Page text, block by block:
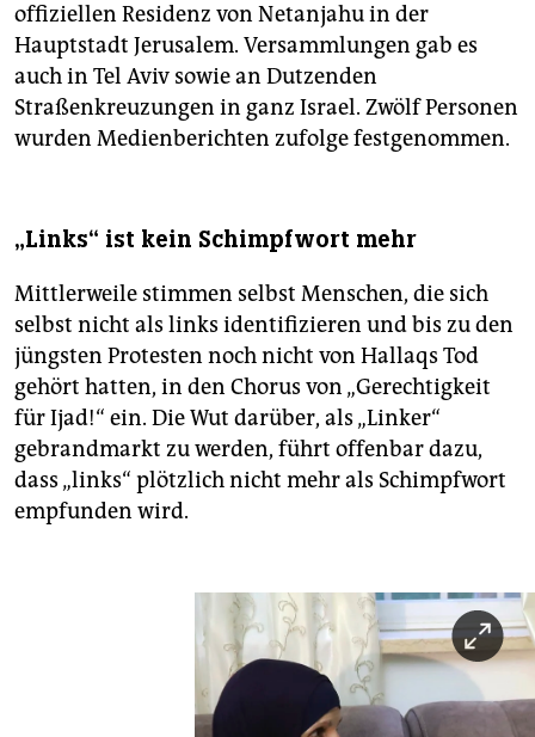
offiziellen Residenz von Netanjahu in der
Hauptstadt Jerusalem. Versammlungen gab es
auch in Tel Aviv sowie an Dutzenden
Straßenkreuzungen in ganz Israel. Zwölf Personen
wurden Medienberichten zufolge festgenommen.
„Links“ ist kein Schimpfwort mehr
Mittlerweile stimmen selbst Menschen, die sich
selbst nicht als links identifizieren und bis zu den
jüngsten Protesten noch nicht von Hallaqs Tod
gehört hatten, in den Chorus von „Gerechtigkeit
für Ijad!“ ein. Die Wut darüber, als „Linker“
gebrandmarkt zu werden, führt offenbar dazu,
dass „links“ plötzlich nicht mehr als Schimpfwort
empfunden wird.